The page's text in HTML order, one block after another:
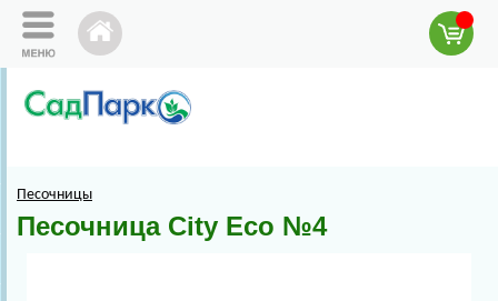
Песочницы
Песочница City Eco №4